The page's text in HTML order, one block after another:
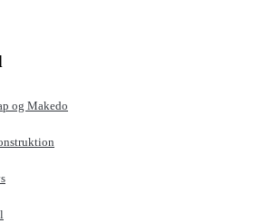
og Makedo